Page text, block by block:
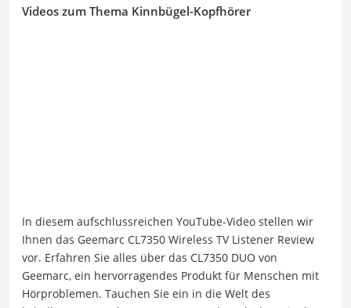
Videos zum Thema Kinnbügel-Kopfhörer
In diesem aufschlussreichen YouTube-Video stellen wir
Ihnen das Geemarc CL7350 Wireless TV Listener Review
vor. Erfahren Sie alles über das CL7350 DUO von
Geemarc, ein hervorragendes Produkt für Menschen mit
Hörproblemen. Tauchen Sie ein in die Welt des